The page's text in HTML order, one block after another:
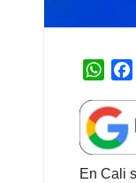
W
a
t
s
A
En Cali